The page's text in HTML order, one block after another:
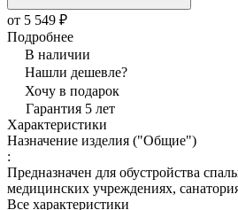
от 5 549 ₽
Подробнее
В наличии
Нашли дешевле?
Хочу в подарок
Гарантия 5 лет
Характеристики
Назначение изделия ("Общие")
:
Предназначен для обустройства
медицинских учреждениях,
Все характеристики